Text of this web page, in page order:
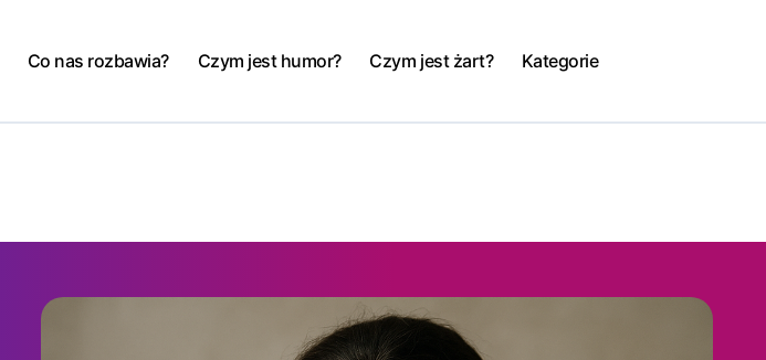
Co nas rozbawia? Czym jest humor? Czym jest żart? Kategorie